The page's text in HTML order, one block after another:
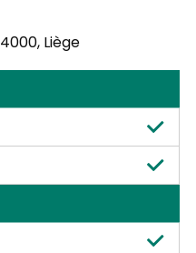
4000, Liège